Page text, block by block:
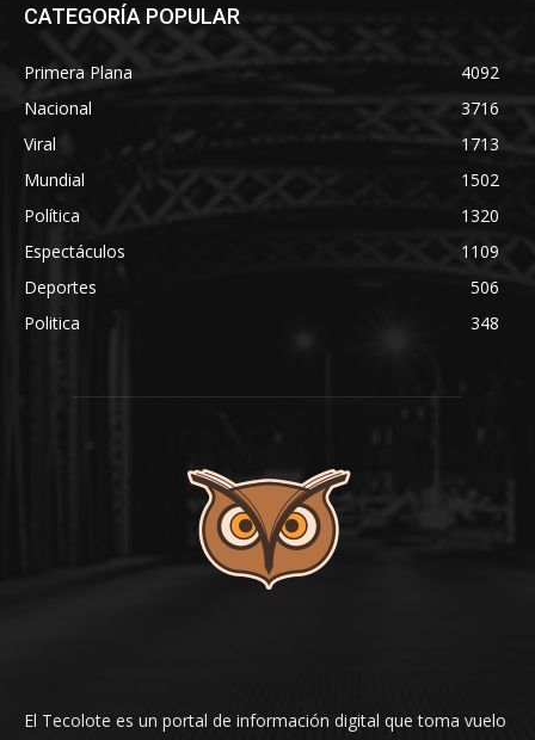
CATEGORÍA POPULAR
Primera Plana
4092
Nacional
3716
Viral
1713
Mundial
1502
Política
1320
Espectáculos
1109
Deportes
506
Politica
348
El Tecolote es un portal de información digital que toma vuelo